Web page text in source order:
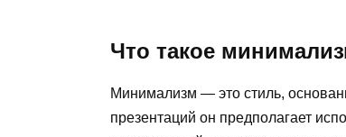
Что такое
Минимализм — это стиль,
презентаций он предполагает